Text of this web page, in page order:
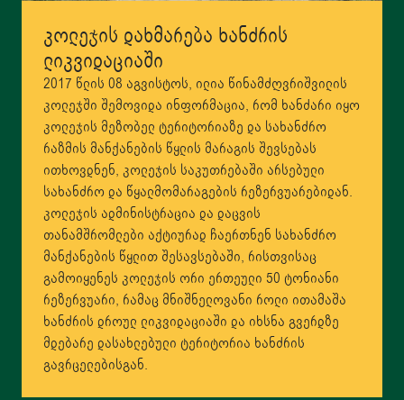
კოლეჯის დახმარება ხანძრის
ლიკვიდაციაში
2017 წლის 08 აგვისტოს, ილია წინამძღვრიშვილის
კოლეჯში შემოვიდა ინფორმაცია, რომ ხანძარი იყო
კოლეჯის მეზობელ ტერიტორიაზე და სახანძრო
რაზმის მანქანების წყლის მარაგის შევსებას
ითხოვდნენ, კოლეჯის საკუთრებაში არსებული
სახანძრო და წყალმომარაგების რეზერვუარებიდან.
კოლეჯის ადმინისტრაცია და დაცვის
თანამშრომლები აქტიურად ჩაერთნენ სახანძრო
მანქანების წყლით შესავსებაში, რისთვისაც
გამოიყენეს კოლეჯის ორი ერთეული 50 ტონიანი
რეზერვუარი, რამაც მნიშნელოვანი როლი ითამაშა
ხანძრის დროულ ლიკვიდაციაში და იხსნა გვერდზე
მდებარე დასახლებული ტერიტორია ხანძრის
გავრცელებისგან.